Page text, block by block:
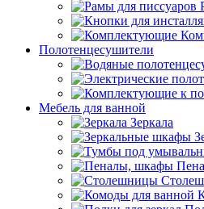
Полотенцесушители
Мебель для ванной
Зеркала